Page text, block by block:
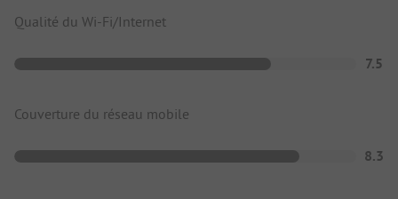
Qualité du Wi-Fi/Internet
7.5
Couverture du réseau mobile
8.3